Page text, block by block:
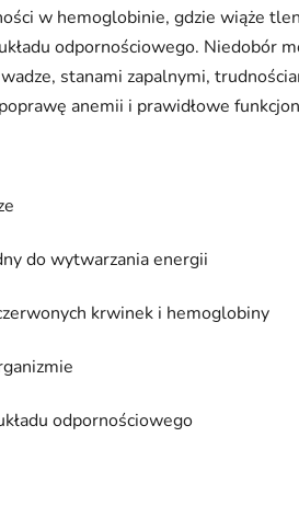
w hemoglobinie, gdzie wiąże
odpornościowego. Niedobór
stanami zapalnymi,
anemii i prawidłowe
do wytwarzania energii
krwinek i hemoglobiny
odpornościowego